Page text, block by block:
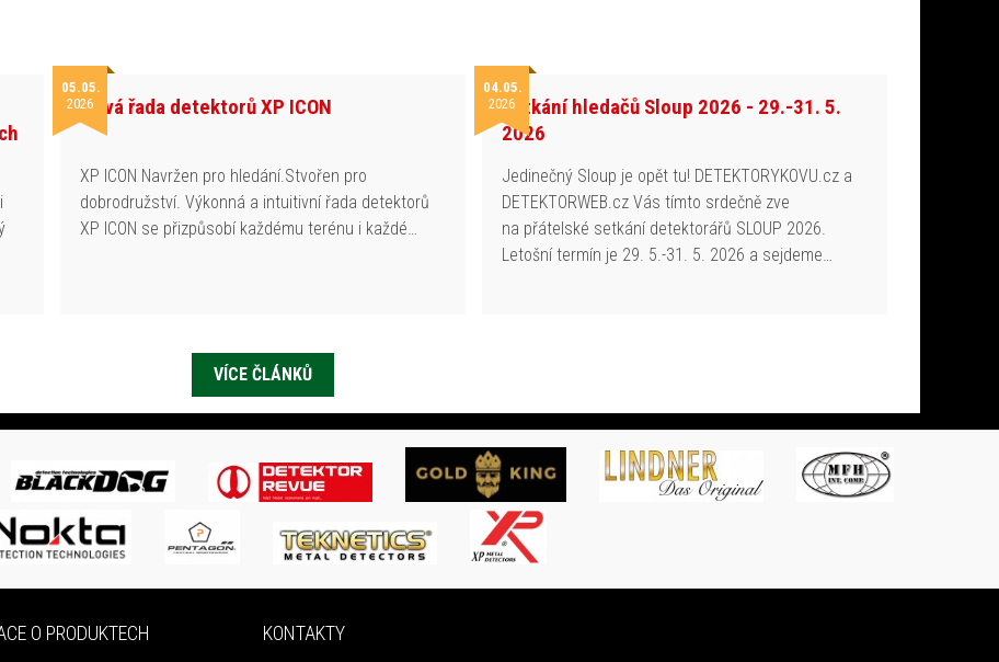
05.05.
2026Nová řada detektorů XP ICON
XP ICON Navržen pro hledání.Stvořen pro
dobrodružství. Výkonná a intuitivní řada detektorů
XP ICON se přizpůsobí každému terénu i každé…
04.05.
2026Setkání hledačů Sloup 2026 - 29.-31. 5.
2026
Jedinečný Sloup je opět tu! DETEKTORYKOVU.cz a
DETEKTORWEB.cz Vás tímto srdečně zve
na přátelské setkání detektorářů SLOUP 2026.
Letošní termín je 29. 5.-31. 5. 2026 a sejdeme…
VÍCE ČLÁNKŮ
KONTAKTY
O PRODUKTECH